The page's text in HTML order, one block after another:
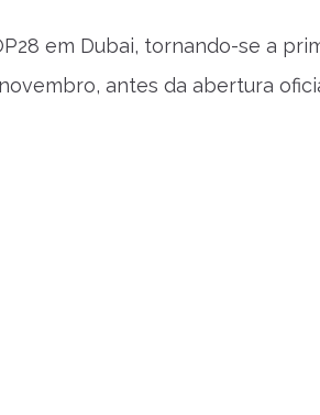
em Dubai, tornando-se a
antes da abertura